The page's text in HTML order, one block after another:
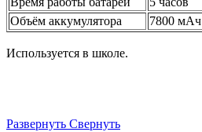
Объём аккумулятора
7800 мАч
Используется в школе.
Развернуть Свернуть